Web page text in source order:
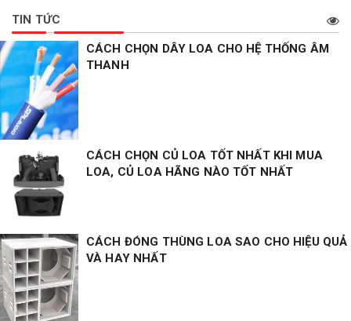
TIN TỨC
CÁCH CHỌN DÂY LOA CHO HỆ THỐNG ÂM
THANH
CÁCH CHỌN CỦ LOA TỐT NHẤT KHI MUA
LOA, CỦ LOA HÃNG NÀO TỐT NHẤT
CÁCH ĐÓNG THÙNG LOA SAO CHO HIỆU QUẢ
VÀ HAY NHẤT